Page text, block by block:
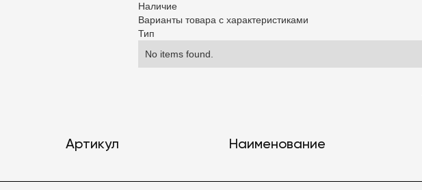
Наличие
Варианты товара с характеристиками
Тип
No items found.
Артикул Наименование